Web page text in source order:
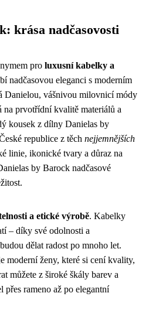
krása nadčasovosti
pro luxusní kabelky a
nadčasovou eleganci s moderním
Danielou, vášnivou milovnicí módy
na prvotřídní kvalitě materiálů a
kousek z dílny Danielas by
republice z těch nejjemnějších
linie, ikonické tvary a důraz na
by Barock nadčasové
a etické výrobě. Kabelky
– díky své odolnosti a
dělat radost po mnoho let.
moderní ženy, které si cení kvality,
můžete z široké škály barev a
rameno až po elegantní